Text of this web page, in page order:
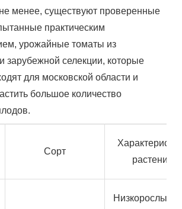
менее, существуют проверенные
практическим
урожайные томаты из
зарубежной селекции, которые
для московской области и
большое количество
Сорт
растения
Низкорослый